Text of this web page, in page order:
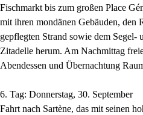
Fischmarkt bis zum großen Place
mit ihren mondänen Gebäuden, den
gepflegten Strand sowie dem Segel-
Zitadelle herum. Am Nachmittag
Abendessen und Übernachtung
6. Tag: Donnerstag, 30. September
Fahrt nach Sartène, das mit seinen